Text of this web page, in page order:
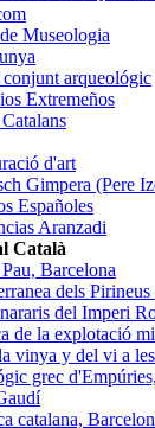
Museologia
arqueológic
Extremeños
d'art
Gimpera (Pere
Españoles
Aranzadi
Català
Barcelona
dels
del Imperi
de la explotació
vinya y del vi a
grec
catalana,